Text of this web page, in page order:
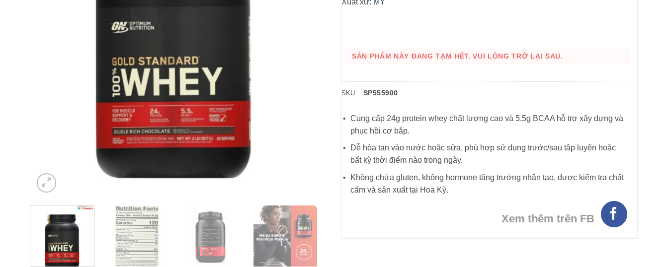
HÌNH THẬT
Xuất xứ: MỸ
SẢN PHẨM NÀY ĐANG TẠM HẾT. VUI LÒNG TRỞ LẠI SAU.
SKU: SP555900
Cung cấp 24g protein whey chất lượng cao và 5,5g BCAA hỗ trợ xây dựng và
phục hồi cơ bắp.
Dễ hòa tan vào nước hoặc sữa, phù hợp sử dụng trước/sau tập luyện hoặc
bất kỳ thời điểm nào trong ngày.
Không chứa gluten, không hormone tăng trưởng nhân tạo, được kiểm tra chất
cấm và sản xuất tại Hoa Kỳ.
Xem thêm trên FB